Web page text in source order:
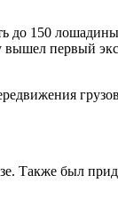
до 150
вышел первый
Также был